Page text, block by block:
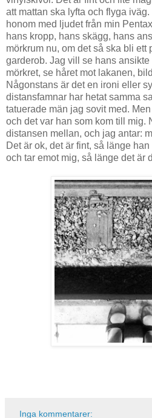
att mattan ska lyfta och flyga
honom med ljudet från min
hans kropp, hans skägg, hans
mörkrum nu, om det så ska bli ett
garderob. Jag vill se hans
mörkret, se håret mot lakanen,
Någonstans är det en ironi eller
distansfamnar har hetat samma
tatuerade män jag sovit med.
och det var han som kom till mig.
distansen mellan, och jag antar:
Det är ok, det är fint, så länge
och tar emot mig, så länge det är
Inga kommentarer: